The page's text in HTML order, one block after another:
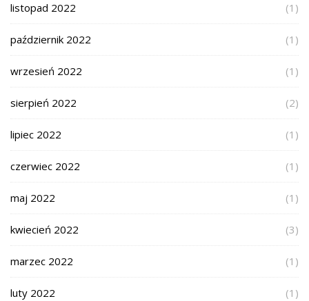
listopad 2022 (1)
październik 2022 (1)
wrzesień 2022 (1)
sierpień 2022 (2)
lipiec 2022 (1)
czerwiec 2022 (1)
maj 2022 (1)
kwiecień 2022 (3)
marzec 2022 (1)
luty 2022 (1)